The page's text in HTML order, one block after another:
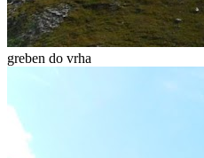
greben do vrha